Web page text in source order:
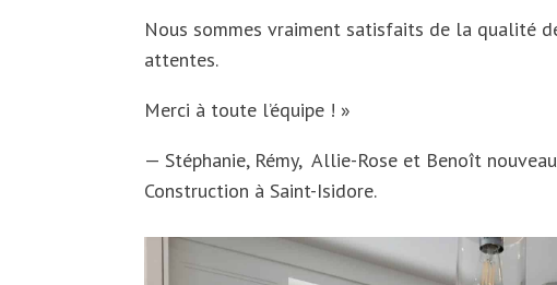
Nous sommes vraiment satisfaits de la qualité
attentes.
Merci à toute l’équipe ! »
— Stéphanie, Rémy, Allie-Rose et Benoît
Construction à Saint-Isidore.